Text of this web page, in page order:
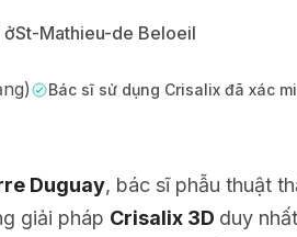
ởSt-Mathieu-de Beloeil
Bác sĩ sử dụng Crisalix đã xác
Duguay, bác sĩ phẫu thuật
giải pháp Crisalix 3D duy